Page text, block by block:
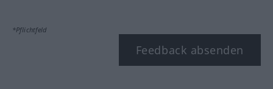
*Pflichtfeld
Feedback absenden